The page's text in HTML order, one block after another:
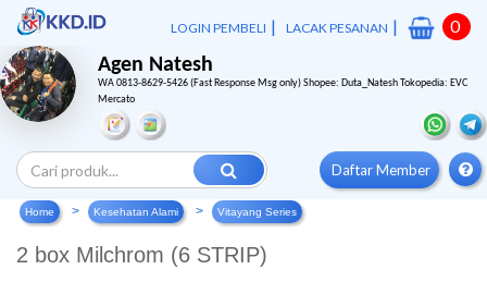
LOGIN PEMBELI | LACAK PESANAN | 0
Agen Natesh
WA 0813-8629-5426 (Fast Response Msg only) Shopee: Duta_Natesh Tokopedia: EVC
Mercato
Daftar Member
Home Kesehatan Alami Vitayang Series
2 box Milchrom (6 STRIP)